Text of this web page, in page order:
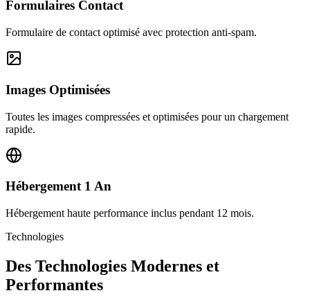
Formulaires Contact
Formulaire de contact optimisé avec protection anti-spam.
Images Optimisées
Toutes les images compressées et optimisées pour un chargement
rapide.
Hébergement 1 An
Hébergement haute performance inclus pendant 12 mois.
Technologies
Des Technologies Modernes et
Performantes